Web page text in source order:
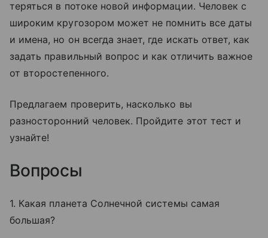
теряться в потоке новой информации. Человек с
широким кругозором может не помнить все даты
и имена, но он всегда знает, где искать ответ, как
задать правильный вопрос и как отличить важное
от второстепенного.
Предлагаем проверить, насколько вы
разносторонний человек. Пройдите этот тест и
узнайте!
Вопросы
1. Какая планета Солнечной системы самая
большая?